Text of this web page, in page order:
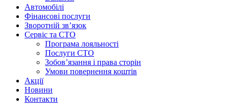
Автомобілі
Фінансові послуги
Зворотній зв’язок
Cервіс та СТО
Програма лояльності
Послуги СТО
Зобов’язання і права сторін
Умови повернення коштів
Акції
Новини
Контакти